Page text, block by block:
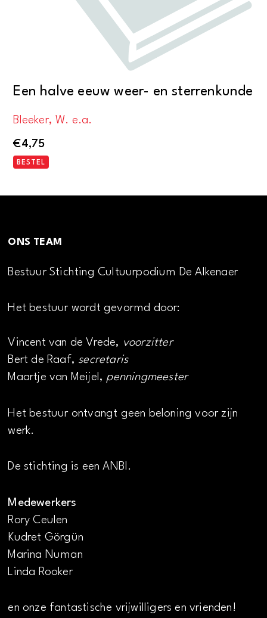
Een halve eeuw weer- en sterrenkunde
Bleeker, W. e.a.
€4,75
BESTEL
ONS TEAM
Bestuur Stichting Cultuurpodium De Alkenaer
Het bestuur wordt gevormd door:
Vincent van de Vrede, voorzitter
Bert de Raaf, secretaris
Maartje van Meijel, penningmeester
Het bestuur ontvangt geen beloning voor zijn
werk.
De stichting is een ANBI.
Medewerkers
Rory Ceulen
Kudret Görgün
Marina Numan
Linda Rooker
en onze fantastische vrijwilligers en vrienden!